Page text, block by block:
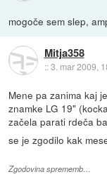
mogoče sem slep,
Mitja358
::3. mar 2009,
Mene pa zanima kaj
znamke LG 19"
začela parati rdeča
se je zgodilo kak
Zgodovina sprememb…